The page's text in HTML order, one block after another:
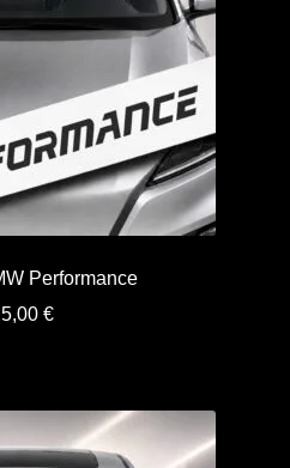
Performance
€